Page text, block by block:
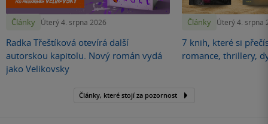
Články Úterý 4. srpna 2026
Radka Třeštíková otevírá další
autorskou kapitolu. Nový román vydá
jako Velikovsky
Články Úterý 4. srpna
7 knih, které si
romance, thrillery,
Články, které stojí za pozornost